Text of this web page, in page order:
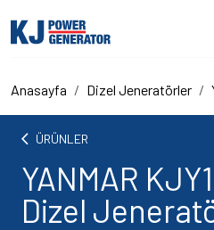
Anasayfa Dizel Jeneratörler
arrow_back_ios ÜRÜNLER
YANMAR
Dizel